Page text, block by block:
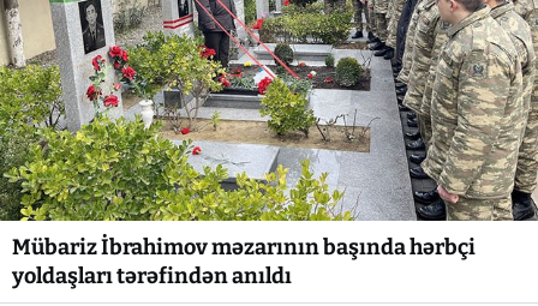
Mübariz İbrahimov məzarının başında hərbçi
yoldaşları tərəfindən anıldı